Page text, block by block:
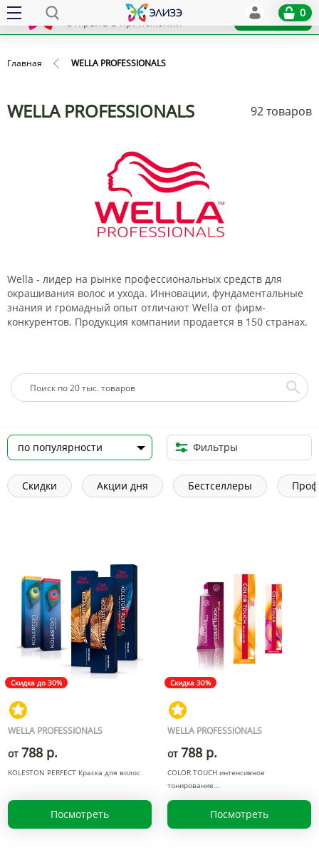
x
Открыть в приложении
Установить
0
Главная WELLA PROFESSIONALS
WELLA PROFESSIONALS 92 товаров
Wella - лидер на рынке профессиональных средств для
окрашивания волос и ухода. Инновации, фундаментальные
знания и громадный опыт отличают Wella от фирм-
конкурентов. Продукция компании продается в 150 странах.
Фильтры
Скидки Акции дня Бестселлеры
Скидка до 30%
WELLA PROFESSIONALS
от 788 р.
KOLESTON PERFECT Краска для волос
Посмотреть
Скидка 30%
WELLA PROFESSIONALS
от 788 р.
COLOR TOUCH интенсивное
тонирование
Посмотреть